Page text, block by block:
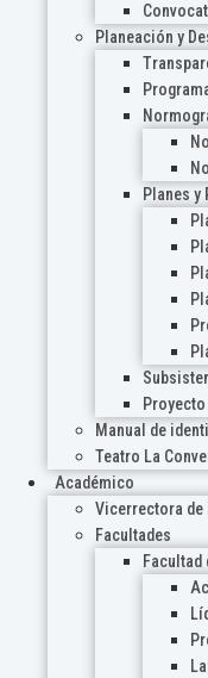
Planeación y
Planes y
Manual de
Teatro La
Académico
Vicerrectora de
Facultades
Facultad